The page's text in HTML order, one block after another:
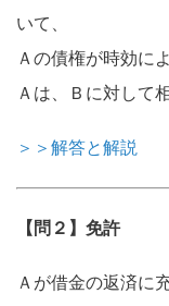
いて、
Ａの債権が時効に
Ａは、Ｂに対して
＞＞解答と解説
【問２】免許
Ａが借金の返済に